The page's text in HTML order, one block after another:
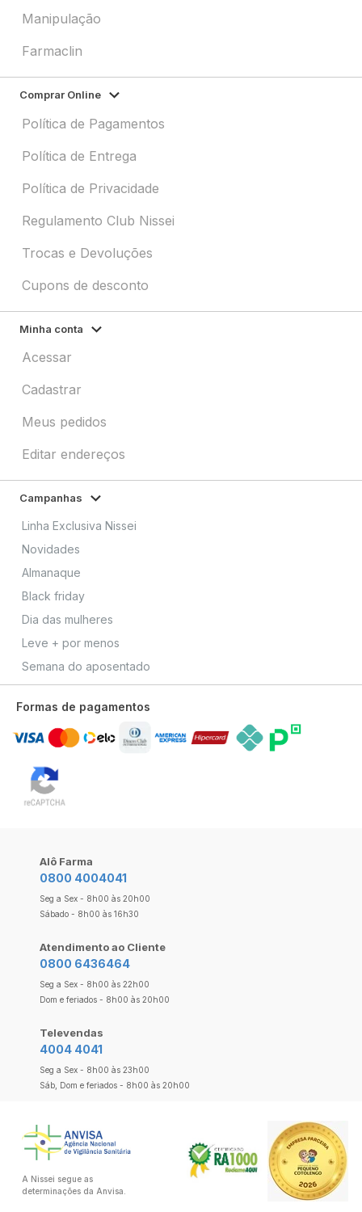
Manipulação
Farmaclin
Comprar Online
Política de Pagamentos
Política de Entrega
Política de Privacidade
Regulamento Club Nissei
Trocas e Devoluções
Cupons de desconto
Minha conta
Acessar
Cadastrar
Meus pedidos
Editar endereços
Campanhas
Linha Exclusiva Nissei
Novidades
Almanaque
Black friday
Dia das mulheres
Leve + por menos
Semana do aposentado
Formas de pagamentos
Alô Farma
0800 4004041
Seg a Sex - 8h00 às 20h00
Sábado - 8h00 às 16h30
Atendimento ao Cliente
0800 6436464
Seg a Sex - 8h00 às 22h00
Dom e feriados - 8h00 às 20h00
Televendas
4004 4041
Seg a Sex - 8h00 às 23h00
Sáb, Dom e feriados - 8h00 às 20h00
A Nissei segue as
determinações da Anvisa.